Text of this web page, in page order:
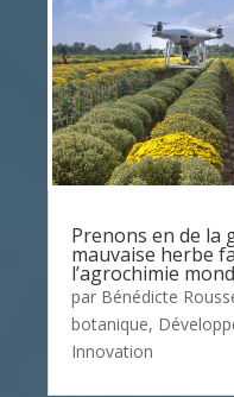
Prenons en de la
mauvaise herbe
l’agrochimie
par Bénédicte
botanique,
Innovation